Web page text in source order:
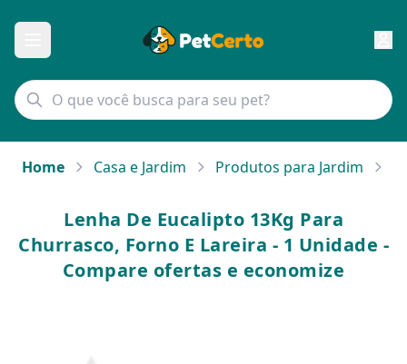
Home Casa e Jardim Produtos para Jardim
Lenha De Eucalipto 13Kg Para
Churrasco, Forno E Lareira - 1 Unidade -
Compare ofertas e economize